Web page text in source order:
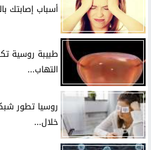
أسباب إصابتك
طبيبة روسية
التهاب...
روسيا تطور
خلال...